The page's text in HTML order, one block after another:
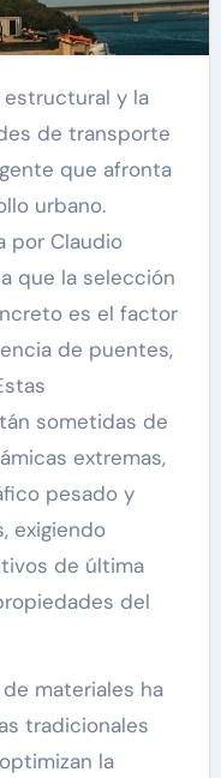
y la
de transporte
que afronta
urbano.
por Claudio
que la selección
es el factor
de puentes,
sometidas de
extremas,
pesado y
exigiendo
de última
del
materiales ha
tradicionales
la